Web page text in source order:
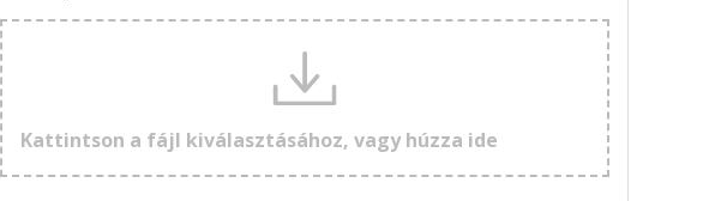
Kattintson a fájl kiválasztásához, vagy húzza ide